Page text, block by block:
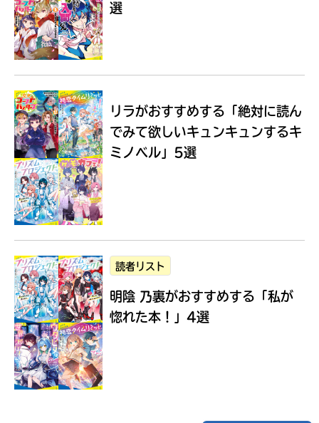
Loading...
選
リラがおすすめする 「絶対に読ん
でみて欲しいキュンキュンするキ
ミノベル」5選
読者リスト
明陰 乃裏がおすすめする 「私が
惚れた本！」4選
に
エ